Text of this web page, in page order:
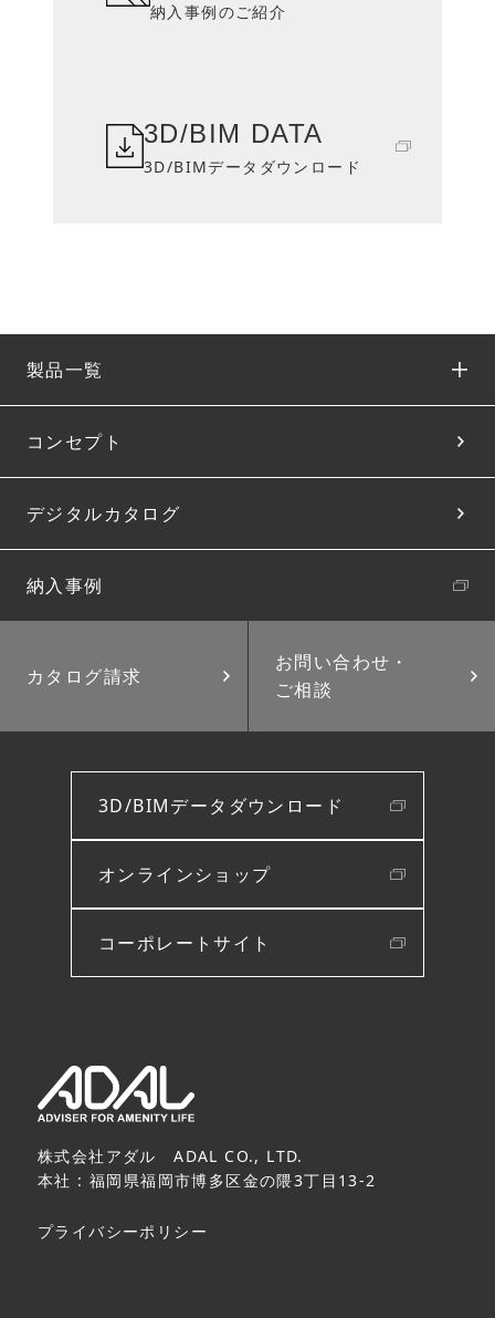
納入事例のご紹介
3D/BIM DATA
3D/BIMデータダウンロード
製品一覧
コンセプト
デジタルカタログ
納入事例
カタログ請求
お問い合わせ・
ご相談
3D/BIMデータダウンロード
オンラインショップ
コーポレートサイト
株式会社アダル ADAL CO., LTD.
本社 : 福岡県福岡市博多区金の隈3丁目13-2
プライバシーポリシー